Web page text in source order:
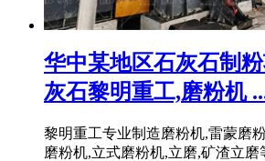
华中某地区石灰石制
灰石黎明重工,磨粉机
黎明重工专业制造磨粉机,雷蒙磨
磨粉机,立式磨粉机,立磨,矿渣立磨